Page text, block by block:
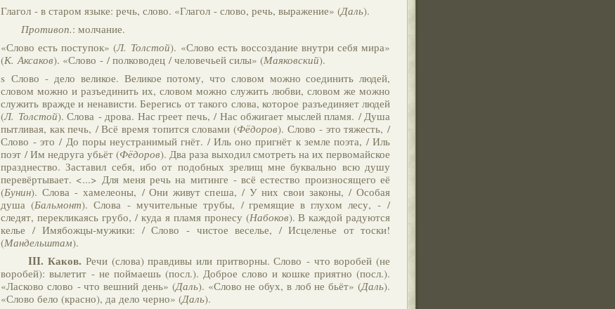
Глагол - в старом языке: речь, слово. «Глагол - слово, речь, выражение» (Даль).
Противоп.: молчание.
«Слово есть поступок» (Л. Толстой). «Слово есть воссоздание внутри себя мира»
(К. Аксаков). «Слово - / полководец / человечьей силы» (Маяковский).
s Слово - дело великое. Великое потому, что словом можно соединить людей,
словом можно и разъединить их, словом можно служить любви, словом же можно
служить вражде и ненависти. Берегись от такого слова, которое разъединяет людей
(Л. Толстой). Слова - дрова. Нас греет печь, / Нас обжигает мыслей пламя. / Душа
пытливая, как печь, / Всё время топится словами (Фёдоров). Слово - это тяжесть, /
Слово - это / До поры неустранимый гнёт. / Иль оно пригнёт к земле поэта, / Иль
поэт / Им недруга убьёт (Фёдоров). Два раза выходил смотреть на их первомайское
празднество. Заставил себя, ибо от подобных зрелищ мне буквально всю душу
перевёртывает. <...> Для меня речь на митинге - всё естество произносящего её
(Бунин). Слова - хамелеоны, / Они живут спеша, / У них свои законы, / Особая
душа (Бальмонт). Слова - мучительные трубы, / гремящие в глухом лесу, - /
следят, перекликаясь грубо, / куда я пламя пронесу (Набоков). В каждой радуются
келье / Имябожцы-мужики: / Слово - чистое веселье, / Исцеленье от тоски!
(Мандельштам).
III. Каков.Речи (слова) правдивы или притворны. Слово - что воробей (не
воробей): вылетит - не поймаешь (посл.). Доброе слово и кошке приятно (посл.).
«Ласково слово - что вешний день» (Даль). «Слово не обух, в лоб не бьёт» (Даль).
«Слово бело (красно), да дело черно» (Даль).